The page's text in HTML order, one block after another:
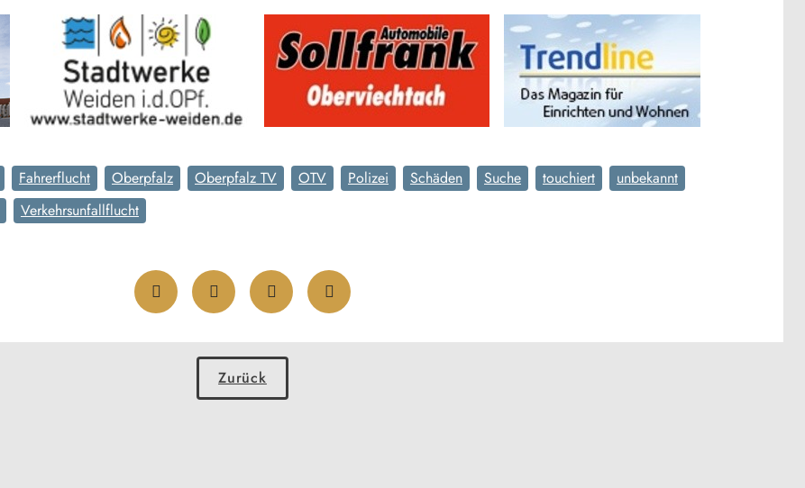
Fahrerflucht Oberpfalz Oberpfalz TV OTV Polizei Schäden Suche touchiert
unbekannt
Verkehrsunfallflucht
Zurück